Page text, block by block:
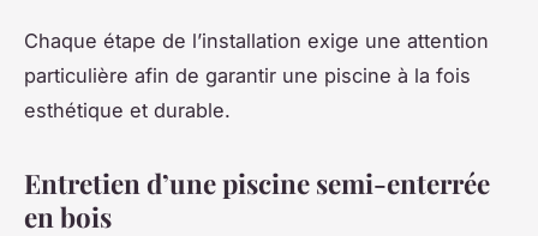
Chaque étape de l’installation exige une attention
particulière afin de garantir une piscine à la fois
esthétique et durable.
Entretien d’une piscine semi-enterrée
en bois